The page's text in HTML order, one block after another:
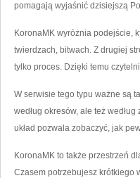
pomagają wyjaśnić dzisiejszą
KoronaMK wyróżnia podejście,
twierdzach, bitwach. Z drugiej
tylko proces. Dzięki temu
W serwisie tego typu ważne są
według okresów, ale też
układ pozwala zobaczyć, jak
KoronaMK to także przestrzeń
Czasem potrzebujesz krótkiego